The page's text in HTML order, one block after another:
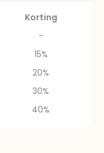
Korting
-
15%
20%
30%
40%